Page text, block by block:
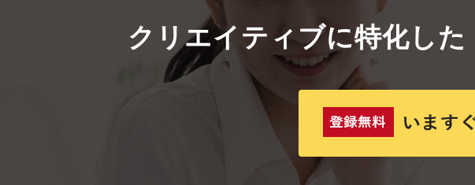
クリエイティブに特化した